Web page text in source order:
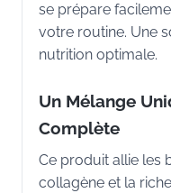
se prépare
votre routine. Une
nutrition optimale.
Un Mélange
Complète
Ce produit allie les
collagène et la